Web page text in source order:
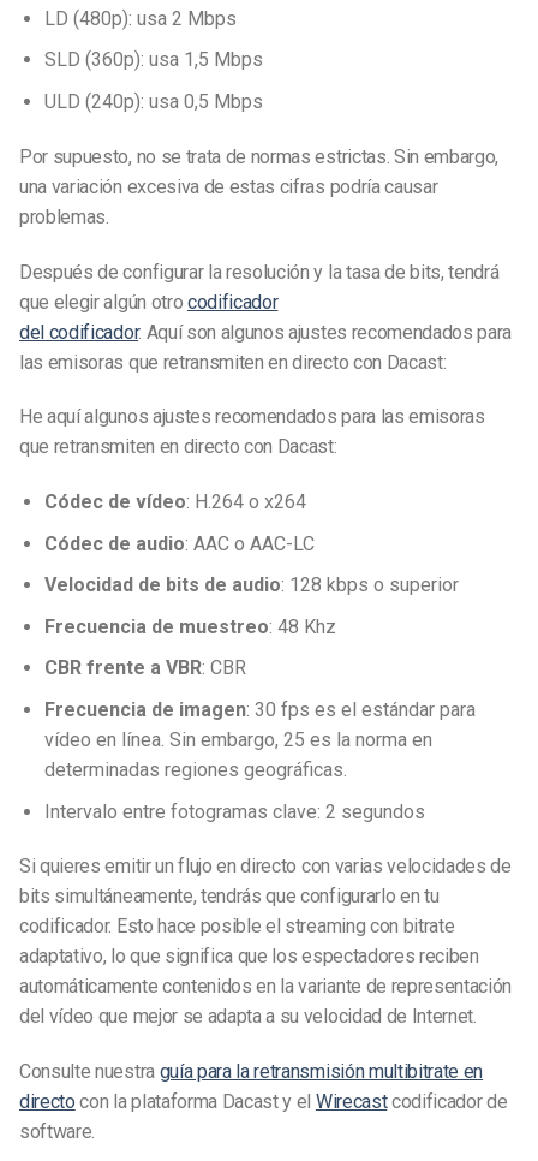
LD (480p): usa 2 Mbps
SLD (360p): usa 1,5 Mbps
ULD (240p): usa 0,5 Mbps
Por supuesto, no se trata de normas estrictas. Sin embargo,
una variación excesiva de estas cifras podría causar
problemas.
Después de configurar la resolución y la tasa de bits, tendrá
que elegir algún otro codificador
del codificador. Aquíson algunos ajustes recomendados para
las emisoras que retransmiten en directo con Dacast:
He aquí algunos ajustes recomendados para las emisoras
que retransmiten en directo con Dacast:
Códec de vídeo: H.264 o x264
Códec de audio: AAC o AAC-LC
Velocidad de bits de audio: 128 kbps o superior
Frecuencia de muestreo: 48 Khz
CBR frente a VBR: CBR
Frecuencia de imagen: 30 fps es el estándar para
vídeo en línea. Sin embargo, 25 es la norma en
determinadas regiones geográficas.
Intervalo entre fotogramas clave: 2 segundos
Si quieres emitir un flujo en directo con varias velocidades de
bits simultáneamente, tendrás que configurarlo en tu
codificador. Esto hace posible el streaming con bitrate
adaptativo, lo que significa que los espectadores reciben
automáticamente contenidos en la variante de representación
del vídeo que mejor se adapta a su velocidad de Internet.
Consulte nuestra guía para la retransmisión multibitrate en
directo con la plataforma Dacast y el Wirecastcodificador de
software.